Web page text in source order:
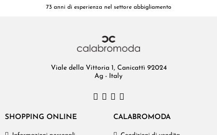
73 anni di esperienza nel settore abbigliamento
Viale della Vittoria 1, Canicattì 92024
Ag - Italy
SHOPPING ONLINE CALABROMODA